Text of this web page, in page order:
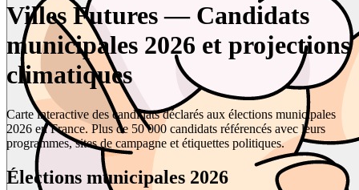
Villes Futures — Candidats
municipales 2026 et projections
climatiques
Carte interactive des candidats déclarés aux élections municipales
2026 en France. Plus de 50 000 candidats référencés avec leurs
programmes, sites de campagne et étiquettes politiques.
Élections municipales 2026